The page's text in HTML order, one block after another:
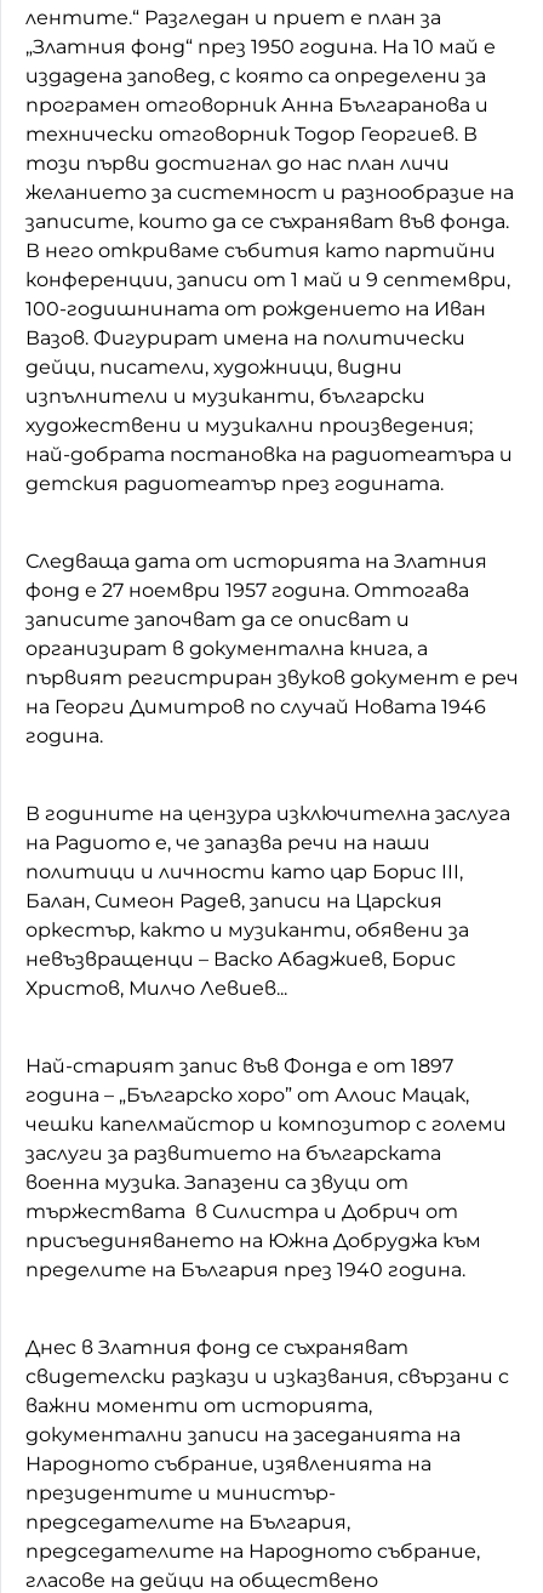
лентите.“ Разгледан и приет е план за
„Златния фонд“ през 1950 година. На 10 май е
издадена заповед, с която са определени за
програмен отговорник Анна Българанова и
технически отговорник Тодор Георгиев. В
този първи достигнал до нас план личи
желанието за системност и разнообразие на
записите, които да се съхраняват във фонда.
В него откриваме събития като партийни
конференции, записи от 1 май и 9 септември,
100-годишнината от рождението на Иван
Вазов. Фигурират имена на политически
дейци, писатели, художници, видни
изпълнители и музиканти, български
художествени и музикални произведения;
най-добрата постановка на радиотеатъра и
детския радиотеатър през годината.
Следваща дата от историята на Златния
фонд е 27 ноември 1957 година. Оттогава
записите започват да се описват и
организират в документална книга, а
първият регистриран звуков документ е реч
на Георги Димитров по случай Новата 1946
година.
В годините на цензура изключителна заслуга
на Радиото е, че запазва речи на наши
политици и личности като цар Борис III,
Балан, Симеон Радев, записи на Царския
оркестър, както и музиканти, обявени за
невъзвращенци – Васко Абаджиев, Борис
Христов, Милчо Левиев...
Най-старият запис във Фонда е от 1897
година – „Българско хоро” от Алоис Мацак,
чешки капелмайстор и композитор с големи
заслуги за развитието на българската
военна музика. Запазени са звуци от
тържествата в Силистра и Добрич от
присъединяването на Южна Добруджа към
пределите на България през 1940 година.
Днес в Златния фонд се съхраняват
свидетелски разкази и изказвания, свързани с
важни моменти от историята,
документални записи на заседанията на
Народното събрание, изявленията на
президентите и министър-
председателите на България,
председателите на Народното събрание,
гласове на дейци на обществено